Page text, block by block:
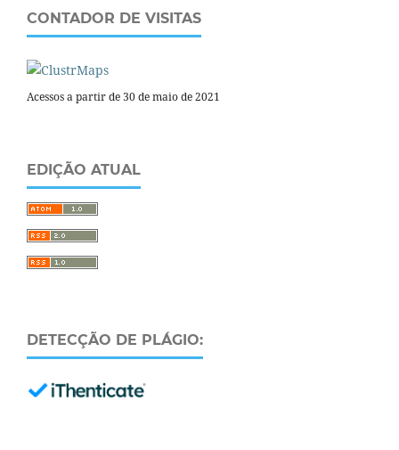
CONTADOR DE VISITAS
Acessos a partir de 30 de maio de 2021
EDIÇÃO ATUAL
DETECÇÃO DE PLÁGIO: